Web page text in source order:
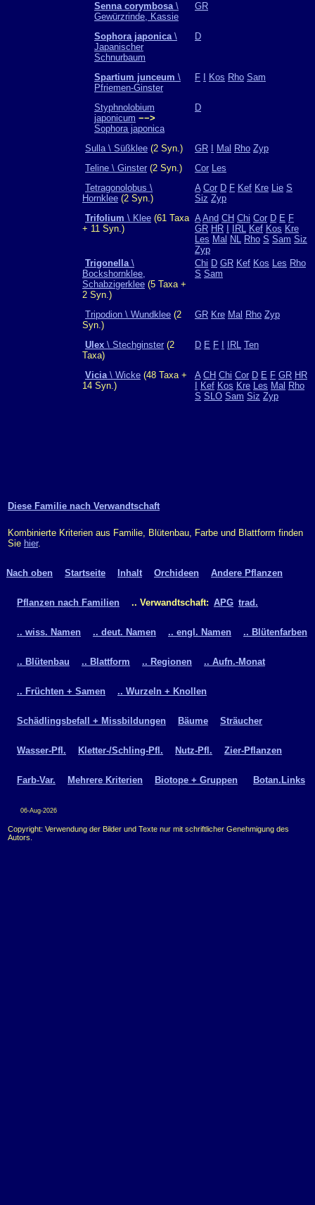
Senna corymbosa\
Gewürzrinde, Kassie
GR
Sophora japonica\
Japanischer
Schnurbaum
D
Spartium junceum \
Pfriemen-Ginster
F Kos Rho Sam
Styphnolobium
japonicum −−>
Sophora japonica
D
Sulla \ Süßklee (2 Syn.) GR Mal Rho Zyp
Teline \ Ginster (2 Syn.) Cor Les
Tetragonolobus \
Hornklee (2 Syn.)
A Cor D F Kef Kre Lie S
Siz Zyp
Trifolium \ Klee (61 Taxa
+ 11 Syn.)
A And CH Chi Cor D E F
GR HR IRL Kef Kos Kre
Les Mal NL Rho S Sam Siz
Zyp
Trigonella\
Bockshornklee,
Schabzigerklee (5 Taxa +
2 Syn.)
Chi D GR Kef Kos Les Rho
S Sam
Tripodion \ Wundklee (2
Syn.)
GR Kre Mal Rho Zyp
Ulex \ Stechginster (2
Taxa)
D E F IRL Ten
Vicia\ Wicke (48 Taxa +
14 Syn.)
A CH Chi Cor D E F GR HR
Kef Kos Kre Les Mal Rho
S SLO Sam Siz Zyp
Diese Familie nach Verwandtschaft
Kombinierte Kriterien aus Familie, Blütenbau, Farbe und Blattform finden
Sie hier.
Nach oben Startseite Inhalt Orchideen Andere Pflanzen
Pflanzen nach Familien .. Verwandtschaft: APG trad.
.. wiss. Namen .. deut. Namen .. engl. Namen .. Blütenfarben
.. Blütenbau .. Blattform .. Regionen .. Aufn.-Monat
.. Früchten + Samen .. Wurzeln + Knollen
Schädlingsbefall + Missbildungen Bäume Sträucher
Wasser-Pfl. Kletter-/Schling-Pfl. Nutz-Pfl. Zier-Pflanzen
Farb-Var. Mehrere Kriterien Biotope + Gruppen Botan.Links
06-Aug-2026
Copyright: Verwendung der Bilder und Texte nur mit schriftlicher Genehmigung des
Autors.